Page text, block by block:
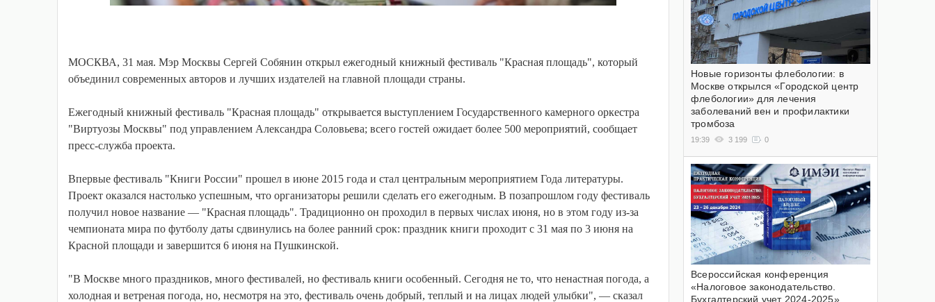
МОСКВА, 31 мая. Мэр Москвы Сергей Собянин открыл ежегодный книжный фестиваль "Красная площадь", который
объединил современных авторов и лучших издателей на главной площади страны.
Ежегодный книжный фестиваль "Красная площадь" открывается выступлением Государственного камерного оркестра
"Виртуозы Москвы" под управлением Александра Соловьева; всего гостей ожидает более 500 мероприятий, сообщает
пресс-служба проекта.
Впервые фестиваль "Книги России" прошел в июне 2015 года и стал центральным мероприятием Года литературы.
Проект оказался настолько успешным, что организаторы решили сделать его ежегодным. В позапрошлом году фестиваль
получил новое название — "Красная площадь". Традиционно он проходил в первых числах июня, но в этом году из-за
чемпионата мира по футболу даты сдвинулись на более ранний срок: праздник книги проходит с 31 мая по 3 июня на
Красной площади и завершится 6 июня на Пушкинской.
"В Москве много праздников, много фестивалей, но фестиваль книги особенный. Сегодня не то, что ненастная погода, а
холодная и ветреная погода, но, несмотря на это, фестиваль очень добрый, теплый и на лицах людей улыбки", — сказал
Новые горизонты флебологии: в
Москве открылся «Городской центр
флебологии» для лечения
заболеваний вен и профилактики
тромбоза
19:39 3 199 0
Всероссийская конференция
«Налоговое законодательство.
Бухгалтерский учет 2024-2025»